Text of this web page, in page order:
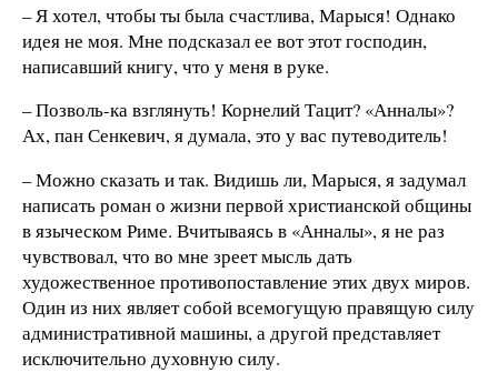
– Я хотел, чтобы ты была счастлива, Марыся! Однако
идея не моя. Мне подсказал ее вот этот господин,
написавший книгу, что у меня в руке.
– Позволь-ка взглянуть! Корнелий Тацит? «Анналы»?
Ах, пан Сенкевич, я думала, это у вас путеводитель!
– Можно сказать и так. Видишь ли, Марыся, я задумал
написать роман о жизни первой христианской общины
в языческом Риме. Вчитываясь в «Анналы», я не раз
чувствовал, что во мне зреет мысль дать
художественное противопоставление этих двух миров.
Один из них являет собой всемогущую правящую силу
административной машины, а другой представляет
исключительно духовную силу.